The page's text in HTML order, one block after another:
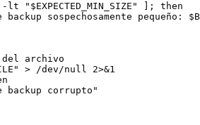
lt "$EXPECTED_MIN_SIZE" ]; then
backup sospechosamente pequeño:
archivo
> /dev/null 2>&1
backup corrupto"